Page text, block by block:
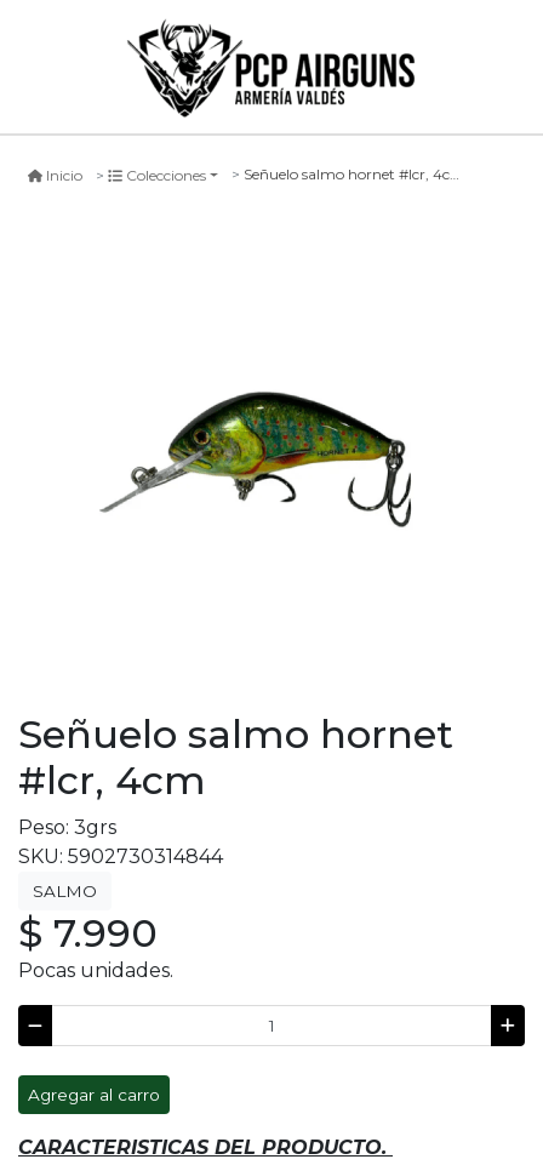
Inicio Colecciones Señuelo salmo hornet #lcr, 4cm
Señuelo salmo hornet
#lcr, 4cm
Peso: 3grs
SKU: 5902730314844
SALMO
$ 7.990
Pocas unidades.
Agregar al carro
CARACTERISTICAS DEL PRODUCTO.